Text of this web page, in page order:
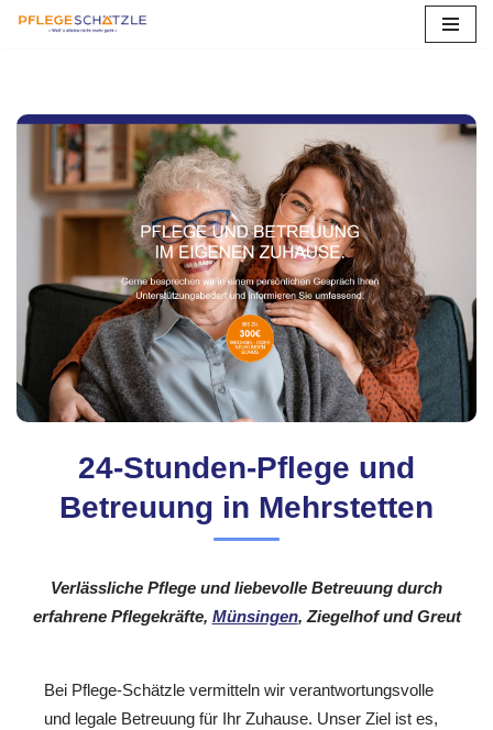
springen
24-Stunden-Pflege und
Betreuung in Mehrstetten
Verlässliche Pflege und liebevolle Betreuung durch
erfahrene Pflegekräfte, Münsingen, Ziegelhof und Greut
Bei Pflege-Schätzle vermitteln wir verantwortungsvolle
und legale Betreuung für Ihr Zuhause. Unser Ziel ist es,